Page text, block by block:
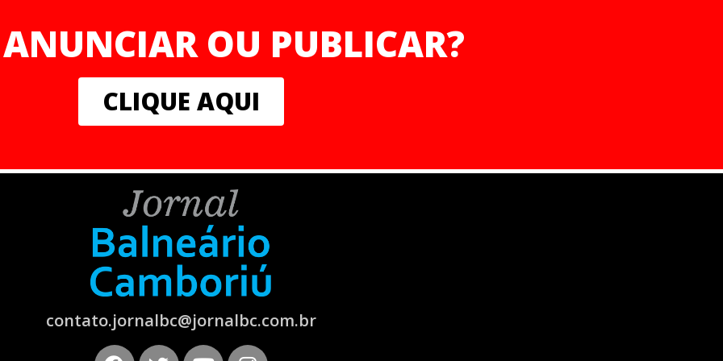
OU PUBLICAR?
CLIQUE AQUI
contato.jornalbc@jornalbc.com.br